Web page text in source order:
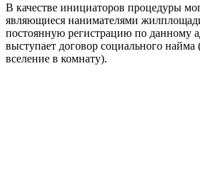
В качестве инициаторов процедуры
являющиеся нанимателями
постоянную регистрацию по данному
выступает договор социального найма
вселение в комнату).